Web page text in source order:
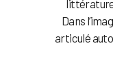
Dans
articulé